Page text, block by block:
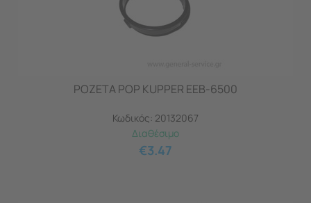
ΡΟΖΕΤΑ POP KUPPER EEB-6500
Κωδικός: 20132067
Διαθέσιμο
€3.47